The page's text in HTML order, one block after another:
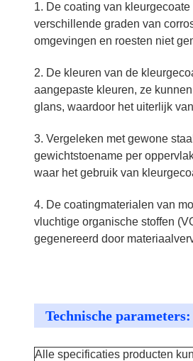
1. De coating van
verschillende graden van
omgevingen en roesten niet
2. De kleuren van de
aangepaste kleuren, ze
glans, waardoor het uiterlijk
3. Vergeleken met gewone
gewichtstoename per
waar het gebruik van
4. De coatingmaterialen van
vluchtige organische stoffen
gegenereerd door
Technische parameters:
Alle specificaties producten